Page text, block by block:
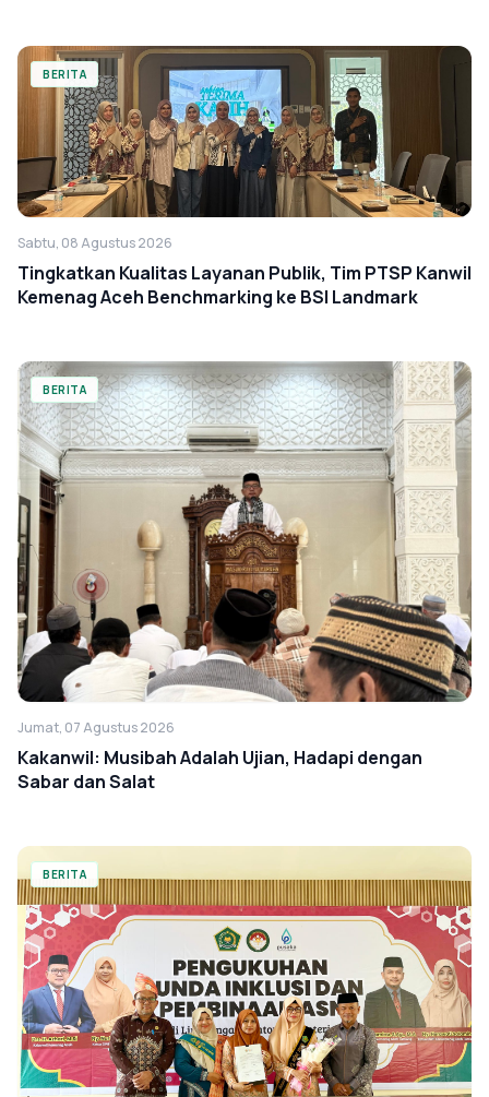
BERITA
Sabtu, 08 Agustus 2026
Tingkatkan Kualitas Layanan Publik, Tim PTSP Kanwil
Kemenag Aceh Benchmarking ke BSI Landmark
BERITA
Jumat, 07 Agustus 2026
Kakanwil: Musibah Adalah Ujian, Hadapi dengan
Sabar dan Salat
BERITA